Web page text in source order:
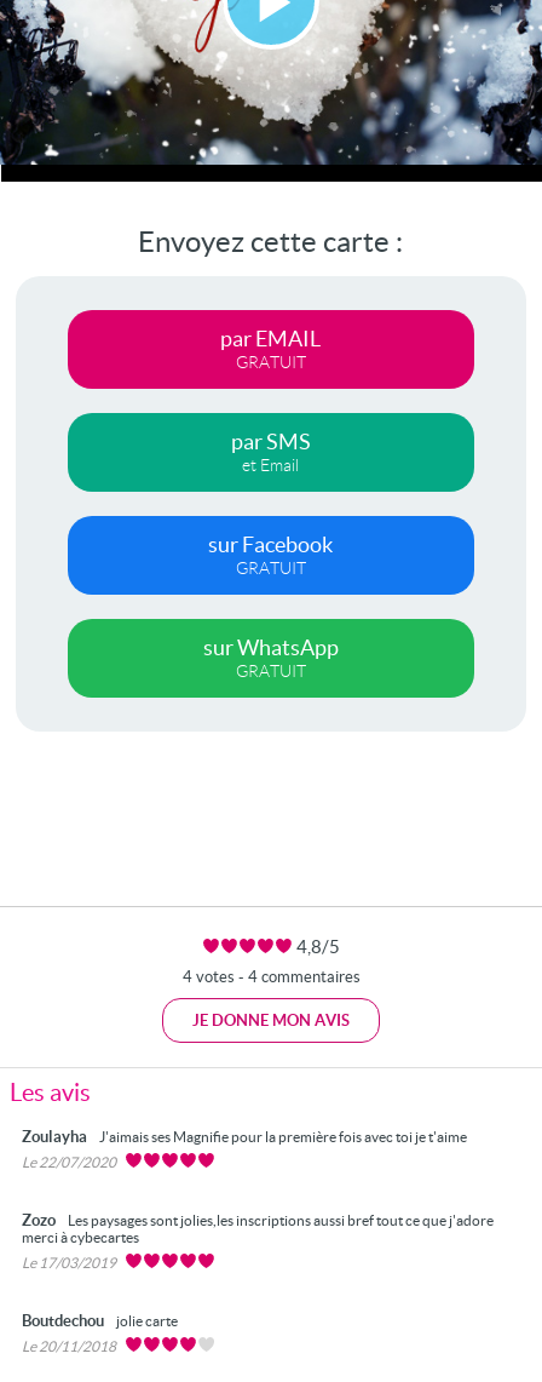
Lire
la
vidéo
Envoyez cette carte :
par EMAIL
GRATUIT
par SMS
et Email
sur Facebook
GRATUIT
sur WhatsApp
GRATUIT
4,8/5
4 votes - 4 commentaires
JE DONNE MON AVIS
Les avis
Zoulayha
J'aimais ses Magnifie pour la première fois avec toi je t'aime
Le 22/07/2020
Zozo
Les paysages sont jolies,les inscriptions aussi bref tout ce que j'adore
merci à cybecartes
Le 17/03/2019
Boutdechou
jolie carte
Le 20/11/2018